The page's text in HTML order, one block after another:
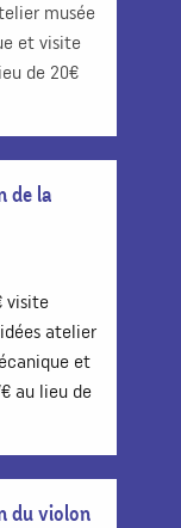
musée
et visite
de 20€
de la
visite
atelier
et
au lieu de
du violon